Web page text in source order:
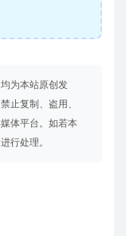
为本站原创发
止复制、盗用、
体平台。如若本
行处理。